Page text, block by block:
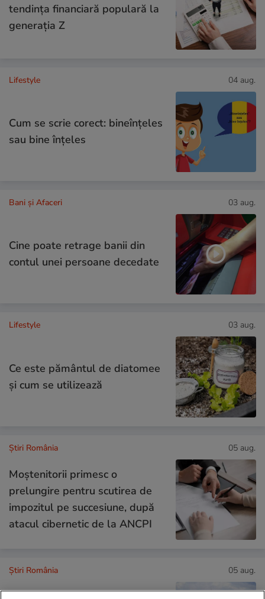
tendința financiară populară la
generația Z
Lifestyle 04 aug.
Cum se scrie corect: bineînțeles
sau bine înțeles
Bani și Afaceri 03 aug.
Cine poate retrage banii din
contul unei persoane decedate
Lifestyle 03 aug.
Ce este pământul de diatomee
și cum se utilizează
Știri România 05 aug.
Moștenitorii primesc o
prelungire pentru scutirea de
impozitul pe succesiune, după
atacul cibernetic de la ANCPI
Știri România 05 aug.